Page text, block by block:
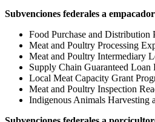
Subvenciones federales a
Food Purchase and Distribution
Meat and Poultry Processing
Meat and Poultry Intermediary
Supply Chain Guaranteed Loan
Local Meat Capacity Grant
Meat and Poultry Inspection
Indigenous Animals Harvesting